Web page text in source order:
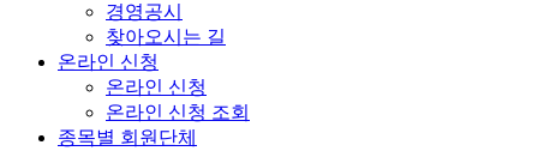
경영공시
찾아오시는 길
온라인 신청
온라인 신청
온라인 신청 조회
종목별 회원단체